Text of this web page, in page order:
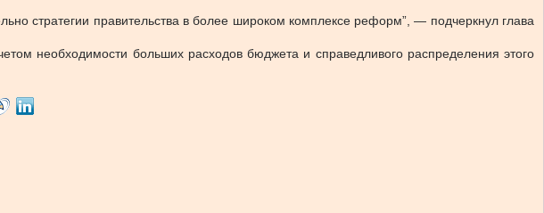
стратегии правительства в более широком комплексе реформ”, — подчеркнул глава
необходимости больших расходов бюджета и справедливого распределения этого